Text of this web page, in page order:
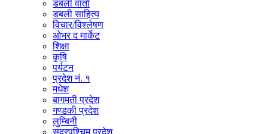
डबली वार्ता
डबली साहित्य
विचार/विश्‍लेषण
ओभर द मार्केट
शिक्षा
कृषि
पर्यटन
प्रदेश नं. १
मधेश
बागमती प्रदेश
गण्डकी प्रदेश
लुम्बिनी